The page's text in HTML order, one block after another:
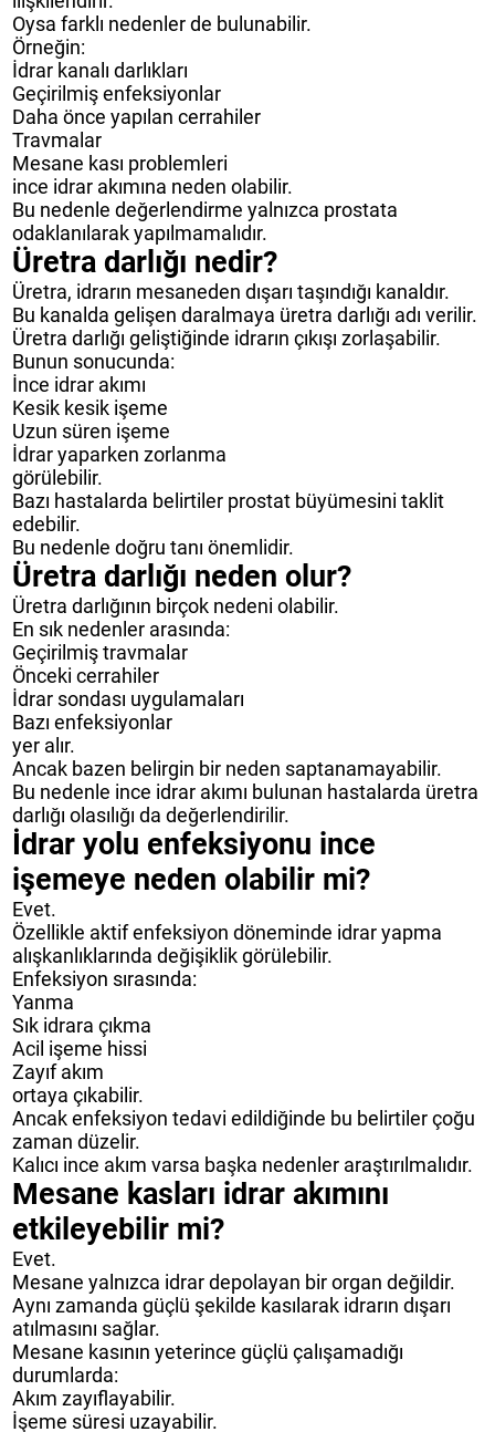
Oysa farklı nedenler de bulunabilir.
Örneğin:
İdrar kanalı darlıkları
Geçirilmiş enfeksiyonlar
Daha önce yapılan cerrahiler
Travmalar
Mesane kası problemleri
ince idrar akımına neden olabilir.
Bu nedenle değerlendirme yalnızca prostata
odaklanılarak yapılmamalıdır.
Üretra darlığı nedir?
Üretra, idrarın mesaneden dışarı taşındığı kanaldır.
Bu kanalda gelişen daralmaya üretra darlığı adı verilir.
Üretra darlığı geliştiğinde idrarın çıkışı zorlaşabilir.
Bunun sonucunda:
İnce idrar akımı
Kesik kesik işeme
Uzun süren işeme
İdrar yaparken zorlanma
görülebilir.
Bazı hastalarda belirtiler prostat büyümesini taklit
edebilir.
Bu nedenle doğru tanı önemlidir.
Üretra darlığı neden olur?
Üretra darlığının birçok nedeni olabilir.
En sık nedenler arasında:
Geçirilmiş travmalar
Önceki cerrahiler
İdrar sondası uygulamaları
Bazı enfeksiyonlar
yer alır.
Ancak bazen belirgin bir neden saptanamayabilir.
Bu nedenle ince idrar akımı bulunan hastalarda üretra
darlığı olasılığı da değerlendirilir.
İdrar yolu enfeksiyonu ince
işemeye neden olabilir mi?
Evet.
Özellikle aktif enfeksiyon döneminde idrar yapma
alışkanlıklarında değişiklik görülebilir.
Enfeksiyon sırasında:
Yanma
Sık idrara çıkma
Acil işeme hissi
Zayıf akım
ortaya çıkabilir.
Ancak enfeksiyon tedavi edildiğinde bu belirtiler çoğu
zaman düzelir.
Kalıcı ince akım varsa başka nedenler araştırılmalıdır.
Mesane kasları idrar akımını
etkileyebilir mi?
Evet.
Mesane yalnızca idrar depolayan bir organ değildir.
Aynı zamanda güçlü şekilde kasılarak idrarın dışarı
atılmasını sağlar.
Mesane kasının yeterince güçlü çalışamadığı
durumlarda:
Akım zayıflayabilir.
İşeme süresi uzayabilir.